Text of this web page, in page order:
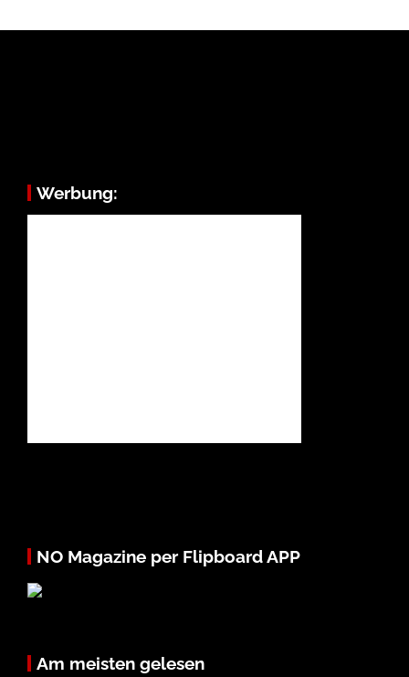
Werbung:
NO Magazine per Flipboard APP
Am meisten gelesen